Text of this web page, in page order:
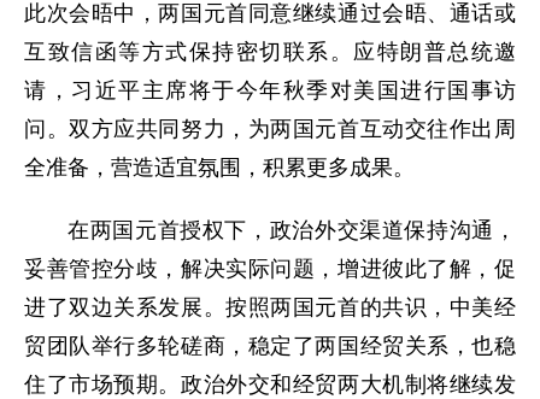
此次会晤中，两国元首同意继续通过会晤、通话或
互致信函等方式保持密切联系。应特朗普总统邀
请，习近平主席将于今年秋季对美国进行国事访
问。双方应共同努力，为两国元首互动交往作出周
全准备，营造适宜氛围，积累更多成果。
在两国元首授权下，政治外交渠道保持沟通，
妥善管控分歧，解决实际问题，增进彼此了解，促
进了双边关系发展。按照两国元首的共识，中美经
贸团队举行多轮磋商，稳定了两国经贸关系，也稳
住了市场预期。政治外交和经贸两大机制将继续发